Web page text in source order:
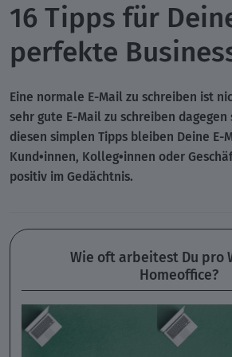
16 Tipps für
perfekte
Eine normale E-Mail zu schreiben ist
sehr gute E-Mail zu schreiben dagegen
diesen simplen Tipps bleiben Deine E-
Kund•innen, Kolleg•innen oder
positiv im Gedächtnis.
Wie oft arbeitest Du pro
Homeoffice?